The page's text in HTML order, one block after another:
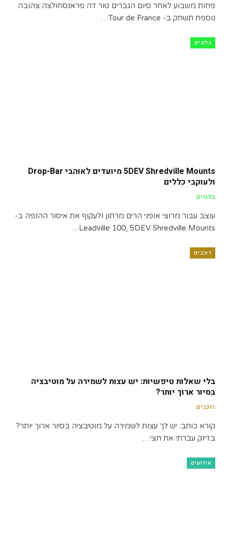
פחות משבוע לאחר סיום הגברים טור דה פראנסחולצה צהובה
נוספת תשחק ב- Tour de France…
בלוגים
5DEV Shredville Mounts מיועדים לאוהבי Drop-Bar
ולעוקבי כללים
בלוגים
עוצב עבור מרוצי אופני הרים מרתון ולעקוף את איסור ההנפה ב-
Leadville 100, 5DEV Shredville Mounts…
רוכבים
בלי שאלות טיפשיות: יש עצות לשמירה על מוטיבציה
בסיור ארוך יותר?
רוכבים
קורא כותב: יש לך עצות לשמירה על מוטיבציה בסיור ארוך יותר?
בדיוק עברתי את חצי…
אירועים